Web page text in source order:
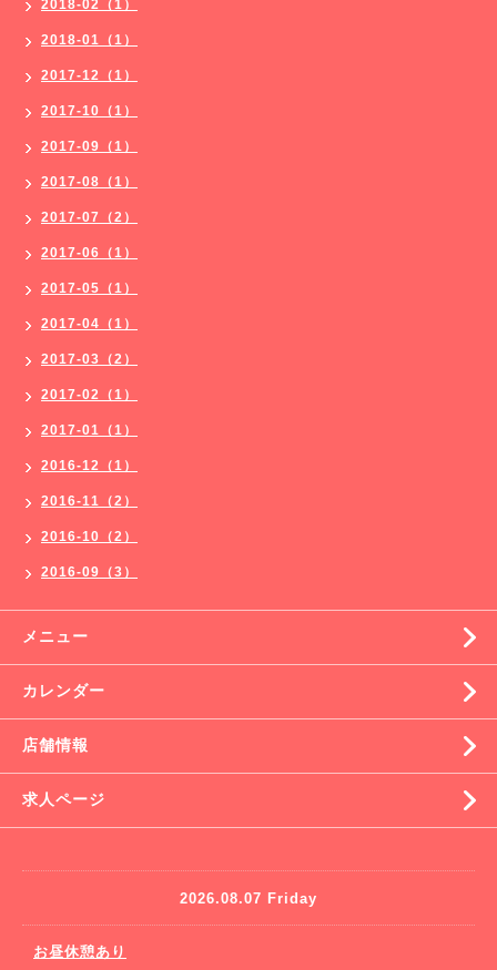
2018-02（1）
2018-01（1）
2017-12（1）
2017-10（1）
2017-09（1）
2017-08（1）
2017-07（2）
2017-06（1）
2017-05（1）
2017-04（1）
2017-03（2）
2017-02（1）
2017-01（1）
2016-12（1）
2016-11（2）
2016-10（2）
2016-09（3）
メニュー
カレンダー
店舗情報
求人ページ
2026.08.07 Friday
お昼休憩あり